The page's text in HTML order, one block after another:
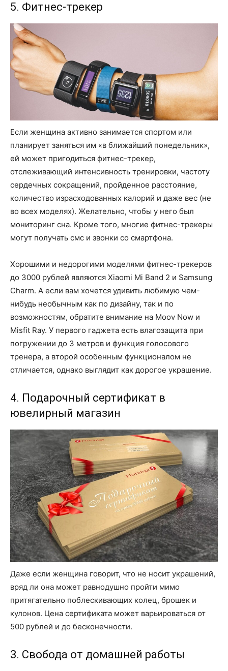
5. Фитнес-трекер
Если женщина активно занимается спортом или
планирует заняться им «в ближайший понедельник»,
ей может пригодиться фитнес-трекер,
отслеживающий интенсивность тренировки, частоту
сердечных сокращений, пройденное расстояние,
количество израсходованных калорий и даже вес (не
во всех моделях). Желательно, чтобы у него был
мониторинг сна. Кроме того, многие фитнес-трекеры
могут получать смс и звонки со смартфона.
Хорошими и недорогими моделями фитнес-трекеров
до 3000 рублей являются Xiaomi Mi Band 2 и Samsung
Charm. А если вам хочется удивить любимую чем-
нибудь необычным как по дизайну, так и по
возможностям, обратите внимание на Moov Now и
Misfit Ray. У первого гаджета есть влагозащита при
погружении до 3 метров и функция голосового
тренера, а второй особенным функционалом не
отличается, однако выглядит как дорогое украшение.
4. Подарочный сертификат в
ювелирный магазин
Даже если женщина говорит, что не носит украшений,
вряд ли она может равнодушно пройти мимо
притягательно поблескивающих колец, брошек и
кулонов. Цена сертификата может варьироваться от
500 рублей и до бесконечности.
3. Свобода от домашней работы